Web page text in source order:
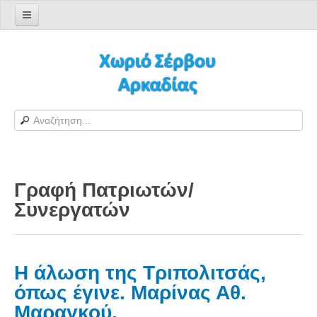
Φόρμα εγγραφής χρήστη
H Ιστοσελίδα μας
Αράπηδες
Αξιοθέατα
Σέρβου και Δήμος Γορτυνίας
Σερβαίοι
Γραφή Πατριωτών/
Συνεργατών
Η άλωση της Τριπολιτσάς,
όπως έγινε. Μαρίνας Αθ.
Μαραγκού.